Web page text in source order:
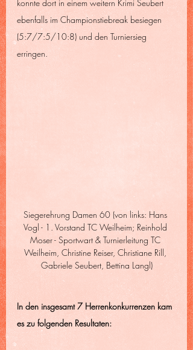
konnte dort in einem weitern Krimi Seubert
ebenfalls im Championstiebreak besiegen
(5:7/7:5/10:8) und den Turniersieg
erringen.
Siegerehrung Damen 60 (von links: Hans
Vogl - 1. Vorstand TC Weilheim; Reinhold
Moser - Sportwart & Turnierleitung TC
Weilheim, Christine Reiser, Christiane Rill,
Gabriele Seubert, Bettina Langl)
In den insgesamt 7 Herrenkonkurrenzen kam
es zu folgenden Resultaten: